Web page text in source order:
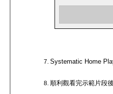
Systematic Home
順利觀看完示範片段